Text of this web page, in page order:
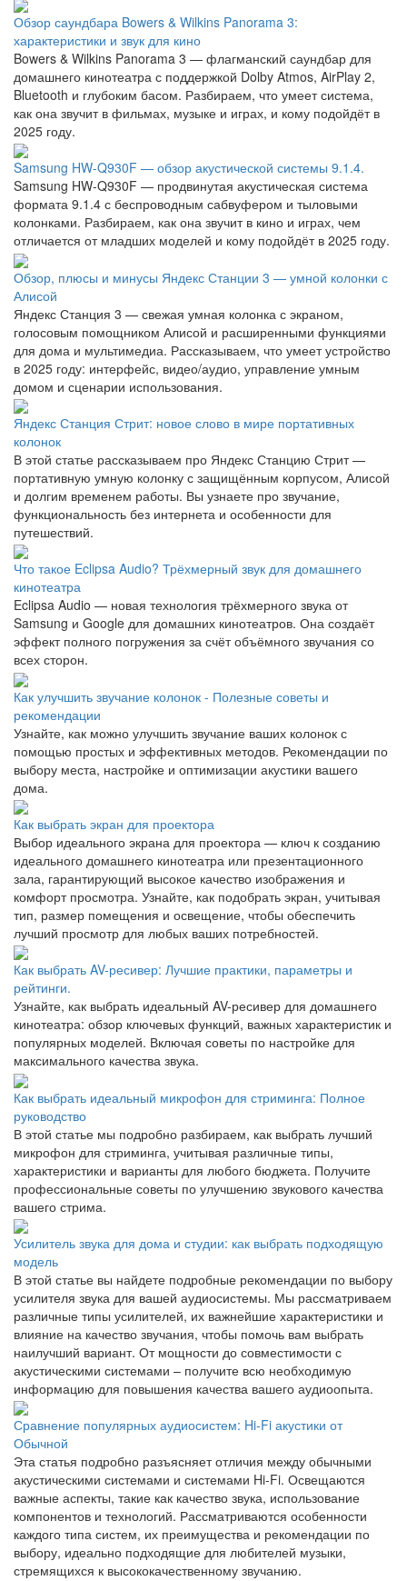
Обзор саундбара Bowers & Wilkins Panorama 3:
характеристики и звук для кино
Bowers & Wilkins Panorama 3 — флагманский саундбар для
домашнего кинотеатра с поддержкой Dolby Atmos, AirPlay 2,
Bluetooth и глубоким басом. Разбираем, что умеет система,
как она звучит в фильмах, музыке и играх, и кому подойдёт в
2025 году.
Samsung HW-Q930F — обзор акустической системы 9.1.4.
Samsung HW-Q930F — продвинутая акустическая система
формата 9.1.4 с беспроводным сабвуфером и тыловыми
колонками. Разбираем, как она звучит в кино и играх, чем
отличается от младших моделей и кому подойдёт в 2025 году.
Обзор, плюсы и минусы Яндекс Станции 3 — умной колонки с
Алисой
Яндекс Станция 3 — свежая умная колонка с экраном,
голосовым помощником Алисой и расширенными функциями
для дома и мультимедиа. Рассказываем, что умеет устройство
в 2025 году: интерфейс, видео/аудио, управление умным
домом и сценарии использования.
Яндекс Станция Стрит: новое слово в мире портативных
колонок
В этой статье рассказываем про Яндекс Станцию Стрит —
портативную умную колонку с защищённым корпусом, Алисой
и долгим временем работы. Вы узнаете про звучание,
функциональность без интернета и особенности для
путешествий.
Что такое Eclipsa Audio? Трёхмерный звук для домашнего
кинотеатра
Eclipsa Audio — новая технология трёхмерного звука от
Samsung и Google для домашних кинотеатров. Она создаёт
эффект полного погружения за счёт объёмного звучания со
всех сторон.
Как улучшить звучание колонок - Полезные советы и
рекомендации
Узнайте, как можно улучшить звучание ваших колонок с
помощью простых и эффективных методов. Рекомендации по
выбору места, настройке и оптимизации акустики вашего
дома.
Как выбрать экран для проектора
Выбор идеального экрана для проектора — ключ к созданию
идеального домашнего кинотеатра или презентационного
зала, гарантирующий высокое качество изображения и
комфорт просмотра. Узнайте, как подобрать экран, учитывая
тип, размер помещения и освещение, чтобы обеспечить
лучший просмотр для любых ваших потребностей.
Как выбрать AV-ресивер: Лучшие практики, параметры и
рейтинги.
Узнайте, как выбрать идеальный AV-ресивер для домашнего
кинотеатра: обзор ключевых функций, важных характеристик и
популярных моделей. Включая советы по настройке для
максимального качества звука.
Как выбрать идеальный микрофон для стриминга: Полное
руководство
В этой статье мы подробно разбираем, как выбрать лучший
микрофон для стриминга, учитывая различные типы,
характеристики и варианты для любого бюджета. Получите
профессиональные советы по улучшению звукового качества
вашего стрима.
Усилитель звука для дома и студии: как выбрать подходящую
модель
В этой статье вы найдете подробные рекомендации по выбору
усилителя звука для вашей аудиосистемы. Мы рассматриваем
различные типы усилителей, их важнейшие характеристики и
влияние на качество звучания, чтобы помочь вам выбрать
наилучший вариант. От мощности до совместимости с
акустическими системами – получите всю необходимую
информацию для повышения качества вашего аудиоопыта.
Сравнение популярных аудиосистем: Hi-Fi акустики от
Обычной
Эта статья подробно разъясняет отличия между обычными
акустическими системами и системами Hi-Fi. Освещаются
важные аспекты, такие как качество звука, использование
компонентов и технологий. Рассматриваются особенности
каждого типа систем, их преимущества и рекомендации по
выбору, идеально подходящие для любителей музыки,
стремящихся к высококачественному звучанию.